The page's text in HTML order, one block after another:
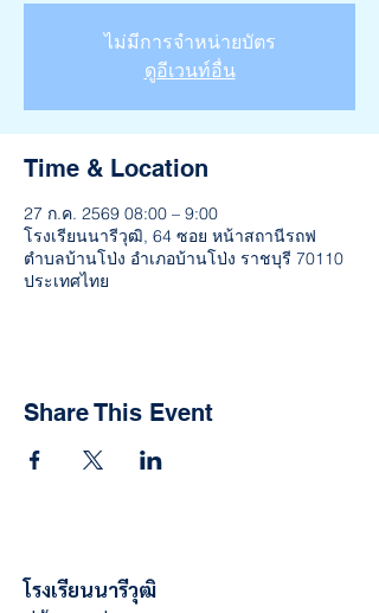
ไม่มีการจำหน่ายบัตร
ดูอีเวนท์อื่น
Time & Location
27 ก.ค. 2569 08:00 – 9:00
โรงเรียนนารีวุฒิ, 64 ซอย หน้าสถานีรถฟ
ตำบลบ้านโป่ง อำเภอบ้านโป่ง ราชบุรี 70110
ประเทศไทย
Share This Event
โรงเรียนนารีวุฒิ